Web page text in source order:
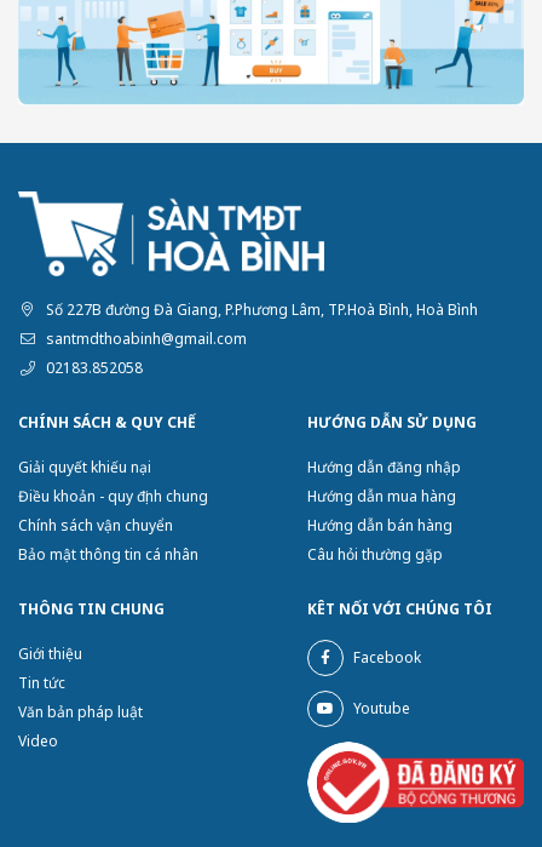
Số 227B đường Đà Giang, P.Phương Lâm, TP.Hoà Bình, Hoà Bình
santmdthoabinh@gmail.com
02183.852058
CHÍNH SÁCH & QUY CHẾ
Giải quyết khiếu nại
Điều khoản - quy định chung
Chính sách vận chuyển
Bảo mật thông tin cá nhân
HƯỚNG DẪN SỬ DỤNG
Hướng dẫn đăng nhập
Hướng dẫn mua hàng
Hướng dẫn bán hàng
Câu hỏi thường gặp
THÔNG TIN CHUNG
Giới thiệu
Tin tức
Văn bản pháp luật
Video
KÊT NỐI VỚI CHÚNG TÔI
Facebook
Youtube